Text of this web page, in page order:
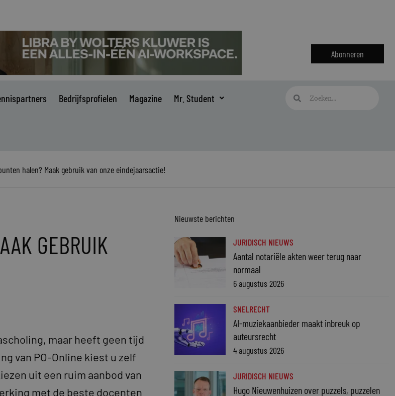
Abonneren
Bedrijfsprofielen Magazine Mr. Student Zoeken
halen? Maak gebruik van onze eindejaarsactie!
GEBRUIK
maar heeft geen tijd
van PO-Online kiest u zelf
uit een ruim aanbod van
met de beste docenten
Nieuwste berichten
JURIDISCH NIEUWS
Aantal notariële akten weer terug naar
normaal
6 augustus 2026
SNELRECHT
AI-muziekaanbieder maakt inbreuk op
auteursrecht
4 augustus 2026
JURIDISCH NIEUWS
Hugo Nieuwenhuizen over puzzels, puzzelen